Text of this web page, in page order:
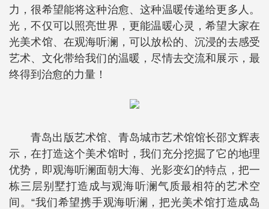
力，很希望能将这种治愈、这种温暖传递给更多人。
光，不仅可以照亮世界，更能温暖心灵，希望大家在
光美术馆、在观海听澜，可以放松的、沉浸的去感受
艺术、文化带给我们的温暖，尽情去交流和展示，最
终得到治愈的力量！
青岛出版艺术馆、青岛城市艺术馆馆长邵文辉表
示，在打造这个美术馆时，我们充分挖掘了它的地理
优势，即观海听澜面朝大海、光影变幻的特点，把一
栋三层别墅打造成与观海听澜气质最相符的艺术空
间。“我们希望携手观海听澜，把光美术馆打造成岛